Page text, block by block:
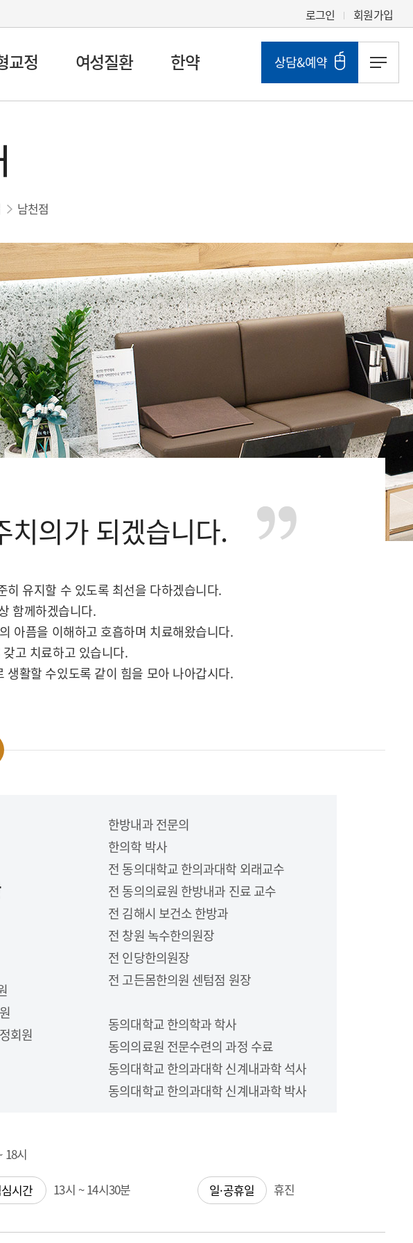
로그인 회원가입
교정 여성질환 한약 상담&예약
남천점
치의가 되겠습니다.
유지할 수 있도록 최선을 다하겠습니다.
함께하겠습니다.
아픔을 이해하고 호흡하며 치료해왔습니다.
고 치료하고 있습니다.
활할 수있도록 같이 힘을 모아 나아갑시다.
회원
한방내과 전문의
한의학 박사
전 동의대학교 한의과대학 외래교수
전 동의의료원 한방내과 진료 교수
전 김해시 보건소 한방과
전 창원 녹수한의원장
전 인당한의원장
전 고든몸한의원 센텀점 원장
동의대학교 한의학과 학사
동의의료원 전문수련의 과정 수료
동의대학교 한의과대학 신계내과학 석사
동의대학교 한의과대학 신계내과학 박사
18시
시간 13시 ~ 14시30분 일·공휴일 휴진